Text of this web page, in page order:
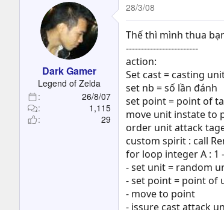
nếu có sai gì thì mọi
Dark Gamer
Legend of Zelda
26/8/07
1,115
29
28/3/08
Thế thì mình thua
------------------------
action:
Set cast = casting
set nb = số lần đánh
set point = point of
move unit instate to
order unit attack
custom spirit : call
for loop integer A : 1
- set unit = random
- set point = point of
- move to point
- issure cast attack